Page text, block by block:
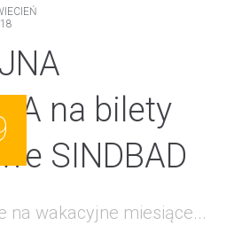
na bilety
SINDBAD
na wakacyjne miesiące...